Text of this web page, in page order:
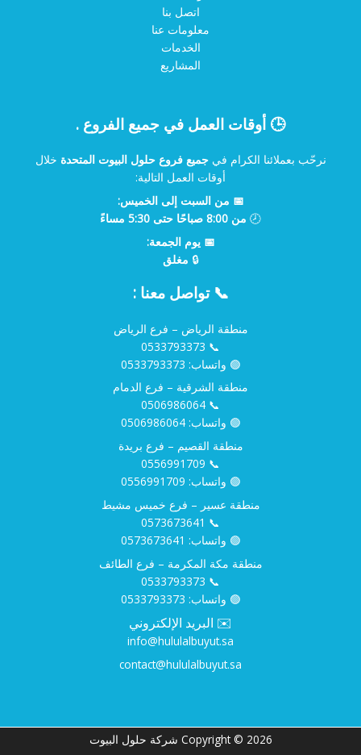
اتصل بنا
معلومات عنا
الخدمات
المشاريع
🕒 أوقات العمل في جميع الفروع .
نرحّب بعملائنا الكرام فيجميع فروع حلول البيوت المتحدة خلال
أوقات العمل التالية:
📅 من السبت إلى الخميس:
🕗 من 8:00 صباحًا حتى 5:30 مساءً
📅 يوم الجمعة:
🔒 مغلق
📞 تواصل معنا :
منطقة الرياض – فرع الرياض
📞
0533793373
🟢 واتساب: 0533793373
منطقة الشرقية – فرع الدمام
📞
0506986064
🟢 واتساب:0506986064
منطقة القصيم – فرع بريدة
📞
🟢 واتساب: 0556991709
منطقة عسير – فرع خميس مشيط
📞
0573673641
🟢 واتساب: 0573673641
منطقة مكة المكرمة – فرع الطائف
📞
0533793373
🟢 واتساب: 0533793373
✉️ البريد الإلكتروني
info@hululalbuyut.sa
contact@hululalbuyut.sa
Copyright © 2026 شركة حلول البيوت